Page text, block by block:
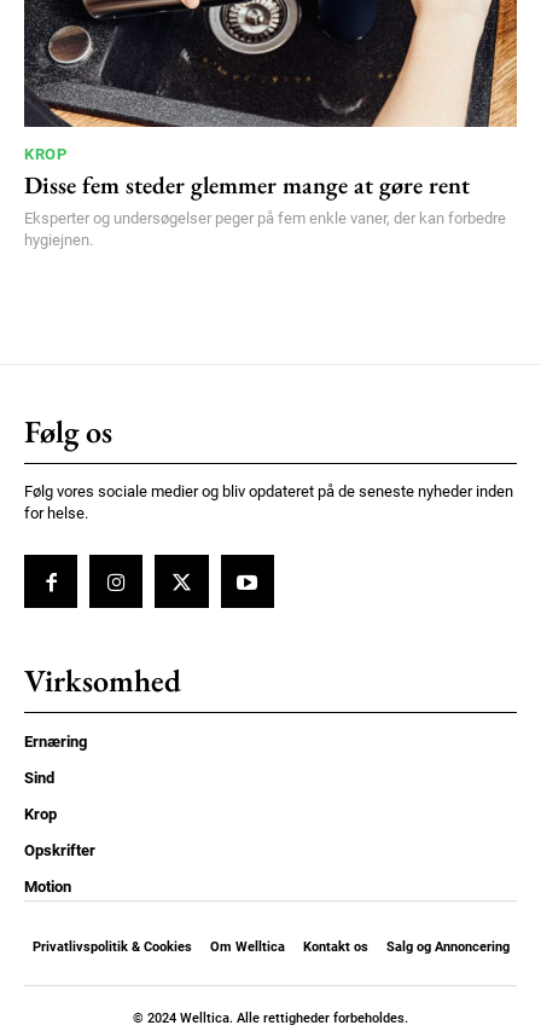
KROP
Disse fem steder glemmer mange at gøre rent
Eksperter og undersøgelser peger på fem enkle vaner, der kan forbedre
hygiejnen.
Følg os
Følg vores sociale medier og bliv opdateret på de seneste nyheder inden
for helse.
Virksomhed
Ernæring
Sind
Krop
Opskrifter
Motion
Privatlivspolitik & Cookies Om Welltica Kontakt os Salg og Annoncering
© 2024 Welltica. Alle rettigheder forbeholdes.